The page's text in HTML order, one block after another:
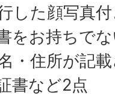
した顔写真
をお持ちで
・住所が記
書など2点